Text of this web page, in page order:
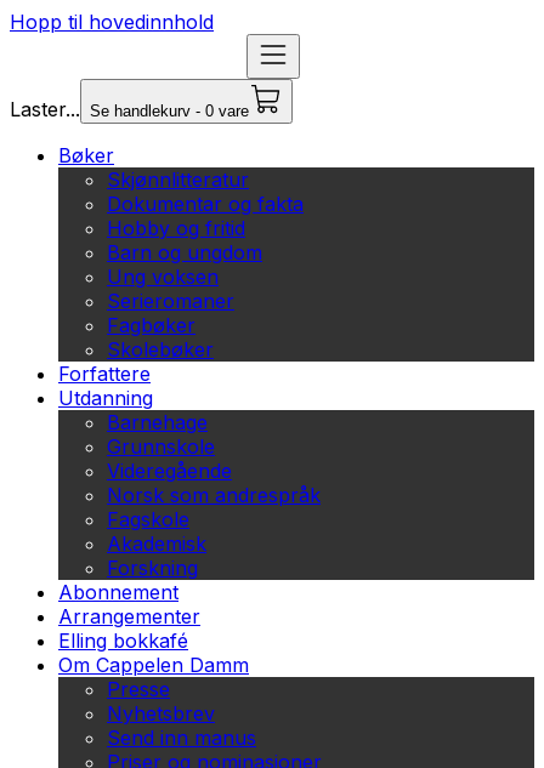
Hopp til hovedinnhold
Laster... Se handlekurv - 0 vare
Bøker
Skjønnlitteratur
Dokumentar og fakta
Hobby og fritid
Barn og ungdom
Ung voksen
Serieromaner
Fagbøker
Skolebøker
Forfattere
Utdanning
Barnehage
Grunnskole
Videregående
Norsk som andrespråk
Fagskole
Akademisk
Forskning
Abonnement
Arrangementer
Elling bokkafé
Om Cappelen Damm
Presse
Nyhetsbrev
Send inn manus
Priser og nominasjoner